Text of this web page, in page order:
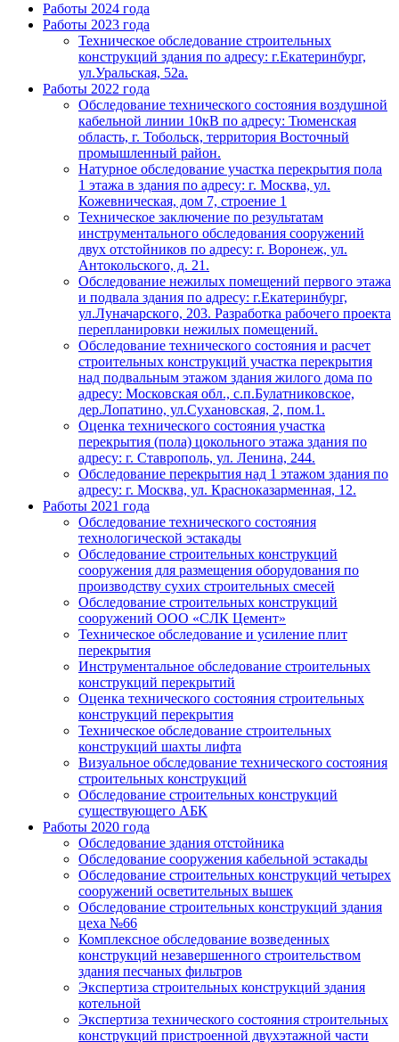
Работы 2024 года
Работы 2023 года
Техническое обследование строительных
конструкций здания по адресу: г.Екатеринбург,
ул.Уральская, 52а.
Работы 2022 года
Обследование технического состояния воздушной
кабельной линии 10кВ по адресу: Тюменская
область, г. Тобольск, территория Восточный
промышленный район.
Натурное обследование участка перекрытия пола
1 этажа в здания по адресу: г. Москва, ул.
Кожевническая, дом 7, строение 1
Техническое заключение по результатам
инструментального обследования сооружений
двух отстойников по адресу: г. Воронеж, ул.
Антокольского, д. 21.
Обследование нежилых помещений первого этажа
и подвала здания по адресу: г.Екатеринбург,
ул.Луначарского, 203. Разработка рабочего проекта
перепланировки нежилых помещений.
Обследование технического состояния и расчет
строительных конструкций участка перекрытия
над подвальным этажом здания жилого дома по
адресу: Московская обл., с.п.Булатниковское,
дер.Лопатино, ул.Сухановская, 2, пом.1.
Оценка технического состояния участка
перекрытия (пола) цокольного этажа здания по
адресу: г. Ставрополь, ул. Ленина, 244.
Обследование перекрытия над 1 этажом здания по
адресу: г. Москва, ул. Красноказарменная, 12.
Работы 2021 года
Обследование технического состояния
технологической эстакады
Обследование строительных конструкций
сооружения для размещения оборудования по
производству сухих строительных смесей
Обследование строительных конструкций
сооружений ООО «СЛК Цемент»
Техническое обследование и усиление плит
перекрытия
Инструментальное обследование строительных
конструкций перекрытий
Оценка технического состояния строительных
конструкций перекрытия
Техническое обследование строительных
конструкций шахты лифта
Визуальное обследование технического состояния
строительных конструкций
Обследование строительных конструкций
существующего АБК
Работы 2020 года
Обследование здания отстойника
Обследование сооружения кабельной эстакады
Обследование строительных конструкций четырех
сооружений осветительных вышек
Обследование строительных конструкций здания
цеха №66
Комплексное обследование возведенных
конструкций незавершенного строительством
здания песчаных фильтров
Экспертиза строительных конструкций здания
котельной
Экспертиза технического состояния строительных
конструкций пристроенной двухэтажной части